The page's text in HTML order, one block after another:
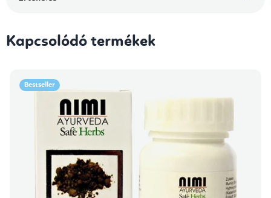
Kapcsolódó termékek
Bestseller